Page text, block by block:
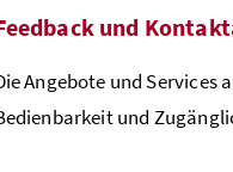
und
Angebote und Services
und